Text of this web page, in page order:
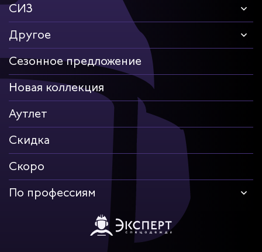
СИЗ
Другое
Сезонное предложение
Новая коллекция
Аутлет
Скидка
Скоро
По профессиям